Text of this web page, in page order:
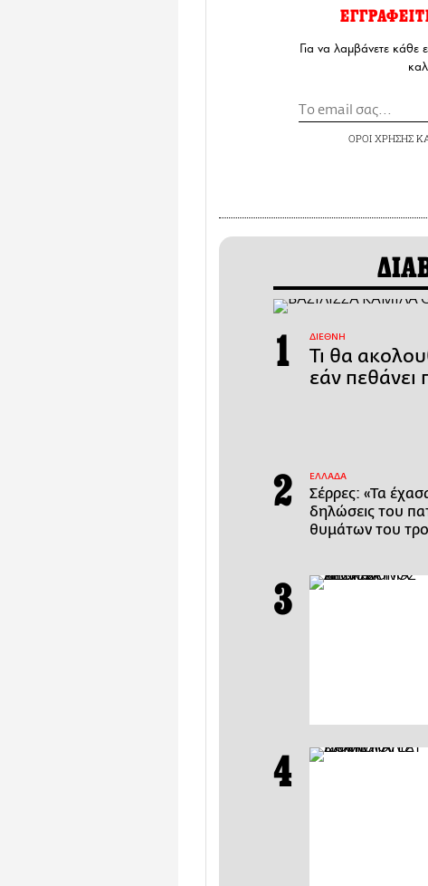
Για να λαμβάνετε
ΟΡΟΙ ΧΡΗΣΗΣ
ΔΙΕΘΝΗ
Τι θα
εάν πεθάνει
ΕΛΛΑΔΑ
Σέρρες: «Τα
δηλώσεις του
θυμάτων του